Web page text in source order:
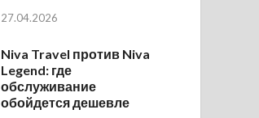
27.04.2026
Niva Travel против Niva
Legend: где
обслуживание
обойдется дешевле